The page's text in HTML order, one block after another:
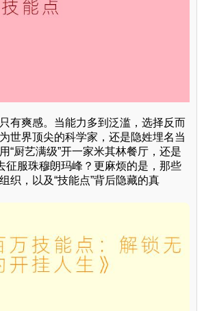
有爽感。当能力多到泛滥，选择反而
世界顶尖的科学家，还是隐姓埋名当
“厨艺满级”开一家米其林餐厅，还是
征服珠穆朗玛峰？更麻烦的是，那些
织，以及“技能点”背后隐藏的真